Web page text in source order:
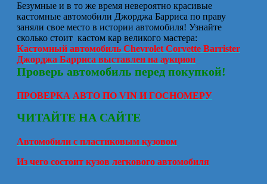
Безумные и в то же время невероятно красивые
кастомные автомобили Джорджа Барриса по праву
заняли свое место в истории автомобиля! Узнайте
сколько стоит кастом кар великого мастера:
Кастомный автомобиль Chevrolet Corvette Barrister
Джорджа Барриса выставлен на аукцион
Проверь автомобиль перед покупкой!
ПРОВЕРКА АВТО ПО VIN И ГОСНОМЕРУ
ЧИТАЙТЕ НА САЙТЕ
Автомобили с пластиковым кузовом
Из чего состоит кузов легкового автомобиля